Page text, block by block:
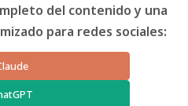
del contenido y una
para redes sociales: